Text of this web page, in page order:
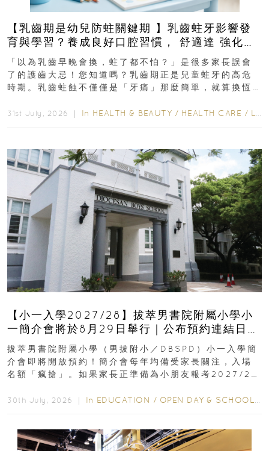
【乳齒期是幼兒防蛀關鍵期 】乳齒蛀牙影響發
育與學習？養成良好口腔習慣， 舒適達 強化琺
瑯質 兒童牙膏防護指南
「以為乳齒早晚會換，蛀了都不怕？」是很多家長誤會
了的護齒大忌！您知道嗎？乳齒期正是兒童蛀牙的高危
時期。乳齒蛀蝕不僅僅是「牙痛」那麼簡單，就算換恆
31st July, 2026 ｜ In HEALTH & BEAUTY / HEALTH CARE / LIFESTYLE
【小一入學2027/28】拔萃男書院附屬小學小
一簡介會將於8月29日舉行｜公布預約連結日期
｜更設有網上重溫
拔萃男書院附屬小學（男拔附小／DBSPD）小一入學簡
介會即將開放預約！簡介會每年均備受家長關注，入場
名額「瘋搶」。如果家長正準備為小朋友報考2027/28
30th July, 2026 ｜ In EDUCATION / OPEN DAY & SCHOOL EVENTS